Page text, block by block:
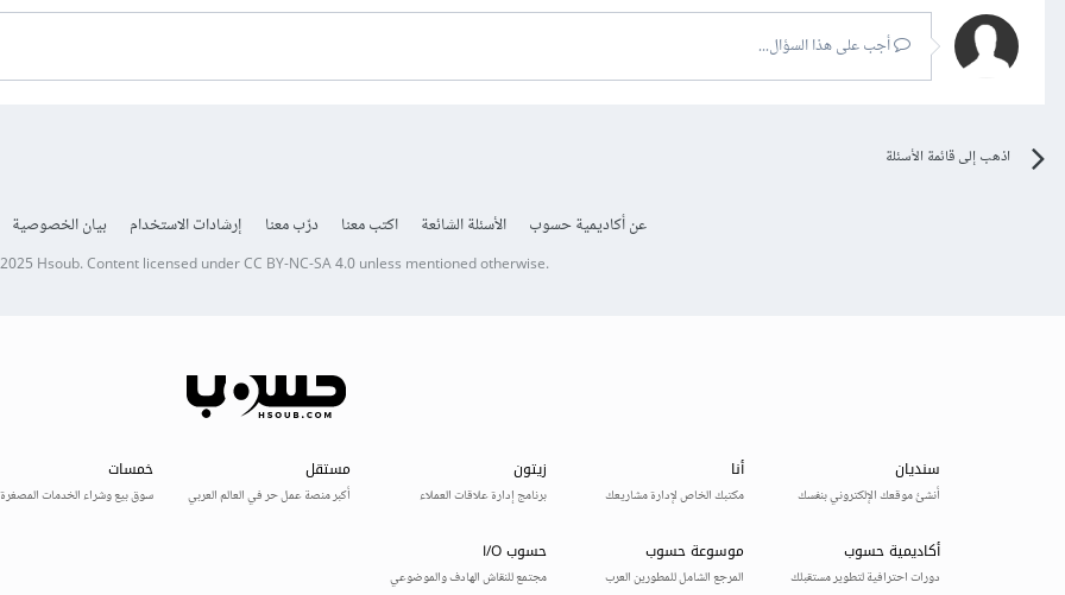
أجب على هذا السؤال...
اذهب إلى قائمة الأسئلة
عن أكاديمية حسوب الأسئلة الشائعة اكتب معنا درّب معنا إرشادات الاستخدام بيان الخصوصية
Hsoub.Content licensed underCC BY-NC-SA 4.0unless mentioned otherwise.